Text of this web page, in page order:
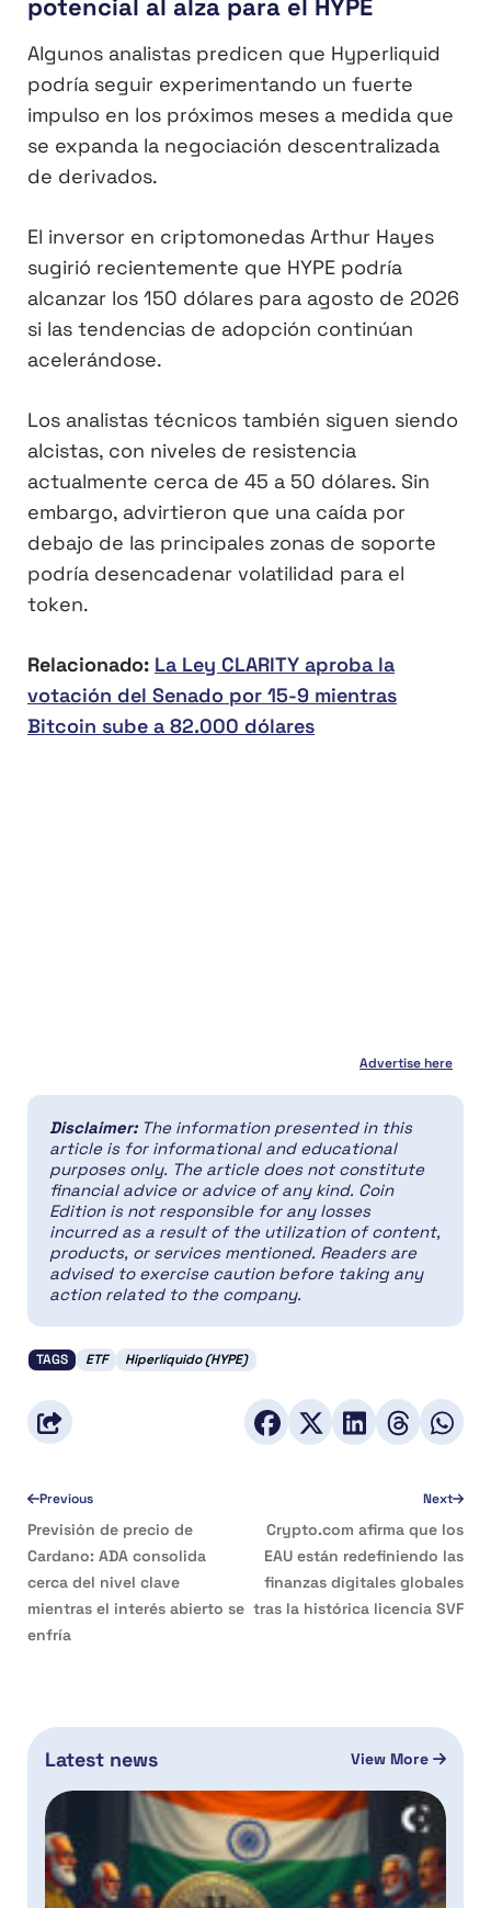
potencial al alza para el HYPE
Algunos analistas predicen que Hyperliquid
podría seguir experimentando un fuerte
impulso en los próximos meses a medida que
se expanda la negociación descentralizada
de derivados.
El inversor en criptomonedas Arthur Hayes
sugirió recientemente que HYPE podría
alcanzar los 150 dólares para agosto de 2026
si las tendencias de adopción continúan
acelerándose.
Los analistas técnicos también siguen siendo
alcistas, con niveles de resistencia
actualmente cerca de 45 a 50 dólares. Sin
embargo, advirtieron que una caída por
debajo de las principales zonas de soporte
podría desencadenar volatilidad para el
token.
Relacionado: La Ley CLARITY aproba la
votación del Senado por 15-9 mientras
Bitcoin sube a 82.000 dólares
Advertise here
Disclaimer: The information presented in this
article is for informational and educational
purposes only. The article does not constitute
financial advice or advice of any kind. Coin
Edition is not responsible for any losses
incurred as a result of the utilization of content,
products, or services mentioned. Readers are
advised to exercise caution before taking any
action related to the company.
TAGS ETF Hiperlíquido (HYPE)
Previous
Previsión de precio de
Cardano: ADA consolida
cerca del nivel clave
mientras el interés abierto se
enfría
Next
Crypto.com afirma que los
EAU están redefiniendo las
finanzas digitales globales
tras la histórica licencia SVF
Latest news View More